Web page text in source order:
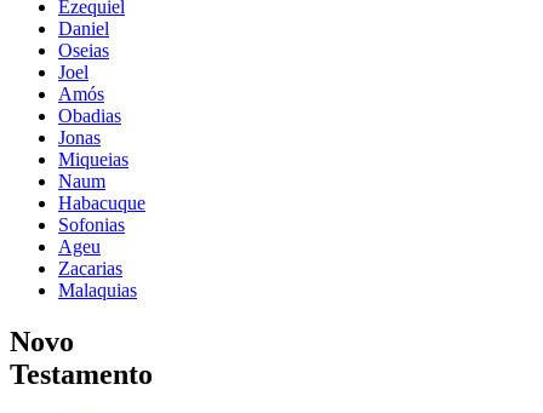
Ezequiel
Daniel
Oseias
Joel
Amós
Obadias
Jonas
Miqueias
Naum
Habacuque
Sofonias
Ageu
Zacarias
Malaquias
Novo
Testamento